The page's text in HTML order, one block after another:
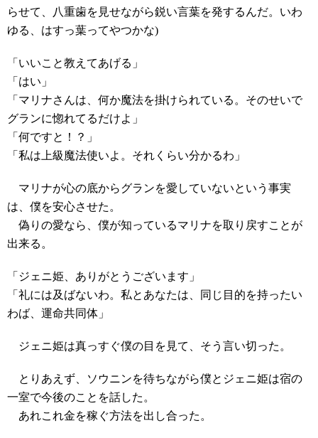
らせて、八重歯を見せながら鋭い言葉を発するんだ。いわ
ゆる、はすっ葉ってやつかな)
「いいこと教えてあげる」
「はい」
「マリナさんは、何か魔法を掛けられている。そのせいで
グランに惚れてるだけよ」
「何ですと！？」
「私は上級魔法使いよ。それくらい分かるわ」
マリナが心の底からグランを愛していないという事実
は、僕を安心させた。
偽りの愛なら、僕が知っているマリナを取り戻すことが
出来る。
「ジェニ姫、ありがとうございます」
「礼には及ばないわ。私とあなたは、同じ目的を持ったい
わば、運命共同体」
ジェニ姫は真っすぐ僕の目を見て、そう言い切った。
とりあえず、ソウニンを待ちながら僕とジェニ姫は宿の
一室で今後のことを話した。
あれこれ金を稼ぐ方法を出し合った。